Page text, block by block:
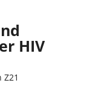
HIV